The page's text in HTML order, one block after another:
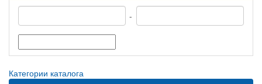
-
Категории каталога